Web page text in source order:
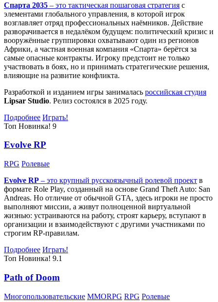
Спарта 2035 – это тактическая пошаговая стратегия с
элементами глобального управления, в которой игрок
возглавляет отряд профессиональных наёмников. Действие
разворачивается в недалёком будущем: политический кризис и
вооружённые группировки охватывают один из регионов
Африки, а частная военная компания «Спарта» берётся за
самые опасные контракты. Игроку предстоит не только
участвовать в боях, но и принимать стратегические решения,
влияющие на развитие конфликта.
Разработкой и изданием игры занималась российская студия
Lipsar Studio. Релиз состоялся в 2025 году.
Подробнее Играть!
Топ Новинка! 9
Evolve RP
RPG Ролевые
Evolve RP – это крупный русскоязычный ролевой проект в
формате Role Play, созданный на основе Grand Theft Auto: San
Andreas. Но отличие от обычной GTA, здесь игроки не просто
выполняют миссии, а живут полноценной виртуальной
жизнью: устраиваются на работу, строят карьеру, вступают в
организации и взаимодействуют с другими участниками по
строгим RP-правилам.
Подробнее Играть!
Топ Новинка! 9.1
Path of Doom
Многопользовательские MMORPG RPG Ролевые